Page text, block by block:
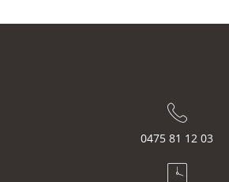
0475 81 12 03